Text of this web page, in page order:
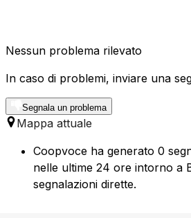
Nessun problema rilevato
In caso di problemi, inviare una
Segnala un problema
Mappa attuale
Coopvoce ha generato 0
nelle ultime 24 ore intorno a
segnalazioni dirette.